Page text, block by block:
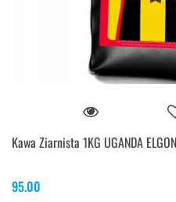
Kawa Ziarnista 1KG UGANDA
95.00